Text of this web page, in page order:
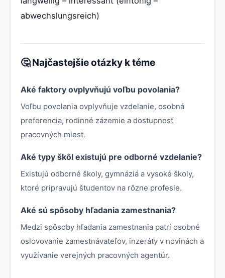
abwechslungsreich)
🤔 Najčastejšie otázky k téme
Aké faktory ovplyvňujú voľbu povolania?
Voľbu povolania ovplyvňuje vzdelanie, osobná
preferencia, rodinné zázemie a dostupnosť
pracovných miest.
Aké typy škôl existujú pre odborné vzdelanie?
Existujú odborné školy, gymnáziá a vysoké školy,
ktoré pripravujú študentov na rôzne profesie.
Aké sú spôsoby hľadania zamestnania?
Medzi spôsoby hľadania zamestnania patrí osobné
oslovovanie zamestnávateľov, inzeráty v novinách a
využívanie verejných pracovných agentúr.